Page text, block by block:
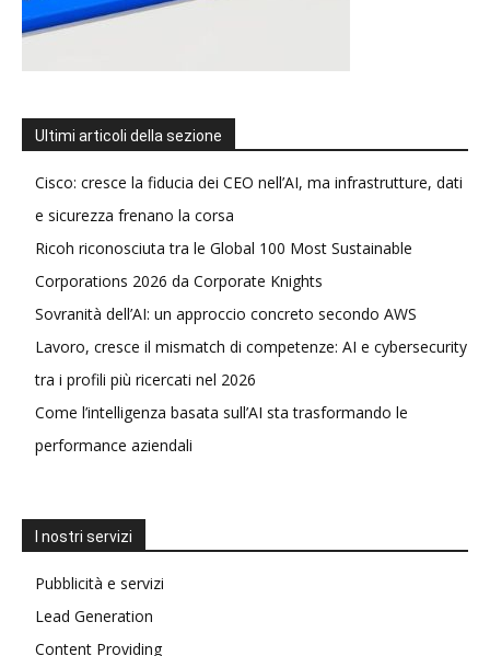
Ultimi articoli della sezione
Cisco: cresce la fiducia dei CEO nell’AI, ma infrastrutture, dati
e sicurezza frenano la corsa
Ricoh riconosciuta tra le Global 100 Most Sustainable
Corporations 2026 da Corporate Knights
Sovranità dell’AI: un approccio concreto secondo AWS
Lavoro, cresce il mismatch di competenze: AI e cybersecurity
tra i profili più ricercati nel 2026
Come l’intelligenza basata sull’AI sta trasformando le
performance aziendali
I nostri servizi
Pubblicità e servizi
Lead Generation
Content Providing